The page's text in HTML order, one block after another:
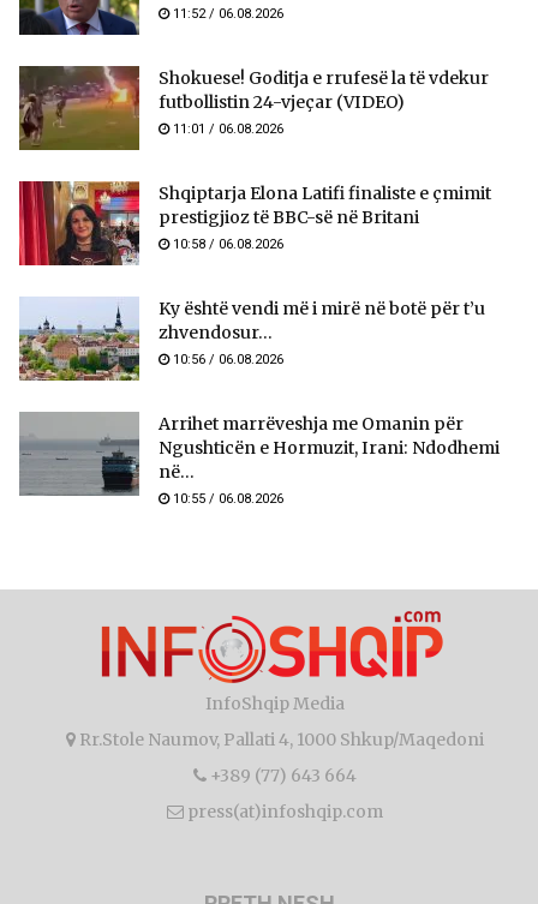
11:52 / 06.08.2026
Shokuese! Goditja e rrufesë la të vdekur
futbollistin 24-vjeçar (VIDEO)
11:01 / 06.08.2026
Shqiptarja Elona Latifi finaliste e çmimit
prestigjioz të BBC-së në Britani
10:58 / 06.08.2026
Ky është vendi më i mirë në botë për t’u
zhvendosur...
10:56 / 06.08.2026
Arrihet marrëveshja me Omanin për
Ngushticën e Hormuzit, Irani: Ndodhemi
në...
10:55 / 06.08.2026
InfoShqip Media
Rr.Stole Naumov, Pallati 4, 1000 Shkup/Maqedoni
+389 (77) 643 664
press(at)infoshqip.com